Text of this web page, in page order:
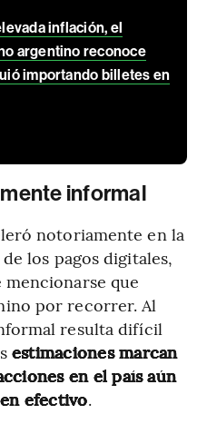
inflación, el
argentino reconoce
importando billetes en
informal
notoriamente en la
los pagos digitales,
que
por recorrer. Al
resulta difícil
estimaciones marcan
en el país aún
efectivo.